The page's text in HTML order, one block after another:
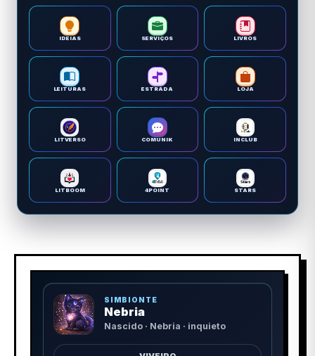
IDEIAS SERVIÇOS LIVROS
LEITURAS ESTRADA LOJA
LITVERSO COMUNIK INCLUB
LITBOOM 4POINT STARS
SIMBIONTE
Nebria
Nascido · Nebria · inquieto